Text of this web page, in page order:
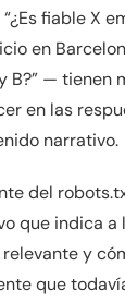
fiable X
en
B?” — tienen
en las
narrativo.
del
que indica a
y
que